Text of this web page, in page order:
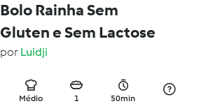
Bolo Rainha Sem
Gluten e Sem Lactose
por Luidji
Médio 1 50min